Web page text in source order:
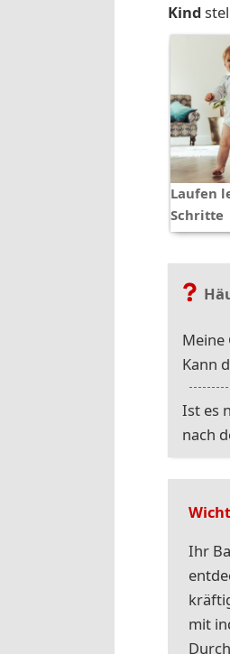
Kind
Laufen
Schritte
Meine
Kann
Ist es
nach
Ihr
mit